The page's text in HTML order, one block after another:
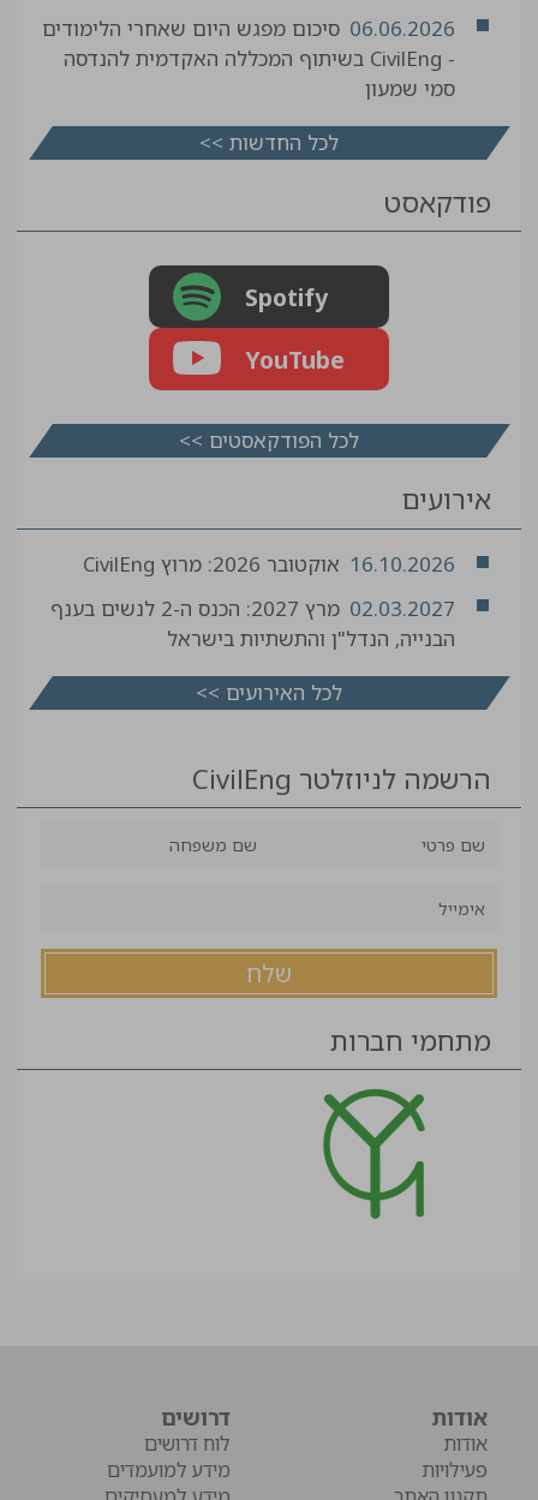
06.06.2026 סיכום מפגש היום שאחרי הלימודים
- CivilEng בשיתוף המכללה האקדמית להנדסה
סמי שמעון
לכל החדשות >>
פודקאסט
Spotify
YouTube
לכל הפודקאסטים >>
אירועים
16.10.2026 אוקטובר 2026: מרוץ CivilEng
02.03.2027
מרץ 2027: הכנס ה-2 לנשים בענף
הבנייה, הנדל"ן והתשתיות בישראל
לכל האירועים >>
הרשמה לניוזלטר CivilEng
מתחמי חברות
אודות
אודות
פעילויות
דרושים
לוח דרושים
מידע למועמדים